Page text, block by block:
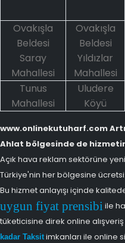
Ovakışla
Beldesi
Saray
Mahallesi
Ovakışla
Beldesi
Yıldızlar
Mahallesi
Tunus
Mahallesi
Uludere
Köyü
www.onlinekutuharf.com
Ahlat bölgesinde de
Açık hava reklam sektörüne
Türkiye'nin her bölgesine
Bu hizmet anlayışı içinde
uygun fiyat prensibi ile
tüketicisine direk online
kadar Taksitimkanları ile online